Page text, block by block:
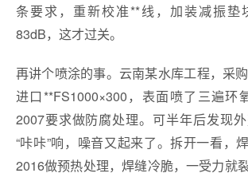
条要求，重新校准**线，加装减振垫
83dB，这才过关。
再讲个喷涂的事。云南某水库工程，采
进口**FS1000×300，表面喷了三遍环
2007要求做防腐处理。可半年后发现
“咔咔”响，噪音又起来了。拆开一看，
2016做预热处理，焊缝冷脆，一受力就